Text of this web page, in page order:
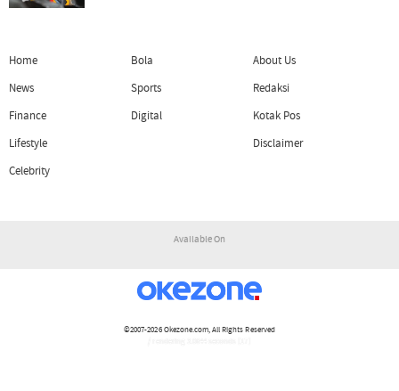
Home
News
Finance
Lifestyle
Celebrity
Bola
Sports
Digital
About Us
Redaksi
Kotak Pos
Disclaimer
Available On
©2007-2026Okezone.com, All Rights Reserved